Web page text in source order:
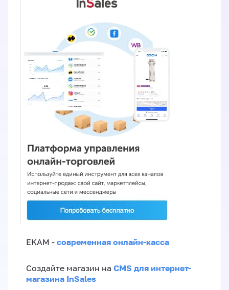
EKAM - современная онлайн-касса
Создайте магазин на CMS для интернет-
магазина InSales